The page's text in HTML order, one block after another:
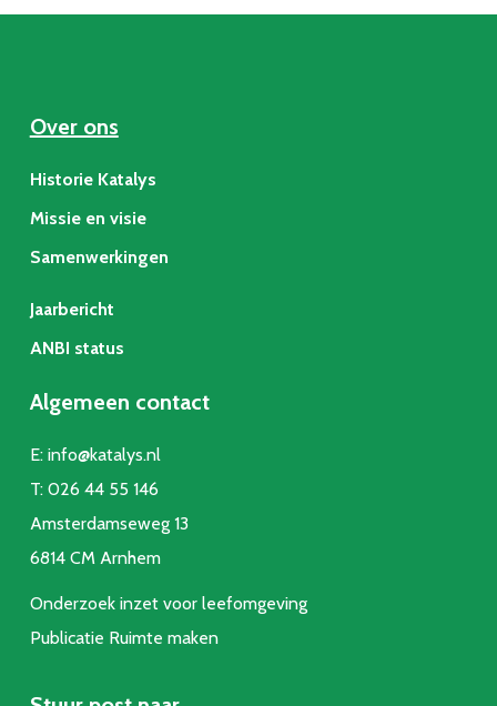
Over ons
Historie Katalys
Missie en visie
Samenwerkingen
Jaarbericht
ANBI status
Algemeen contact
E: info@katalys.nl
T: 026 44 55 146
Amsterdamseweg 13
6814 CM Arnhem
Onderzoek inzet voor leefomgeving
Publicatie Ruimte maken